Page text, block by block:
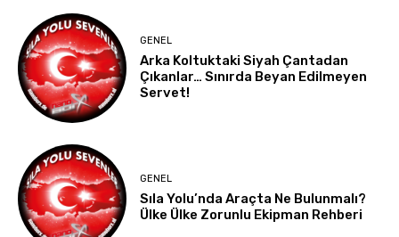
GENEL
Arka Koltuktaki Siyah Çantadan
Çıkanlar… Sınırda Beyan Edilmeyen
Servet!
GENEL
Sıla Yolu’nda Araçta Ne Bulunmalı?
Ülke Ülke Zorunlu Ekipman Rehberi